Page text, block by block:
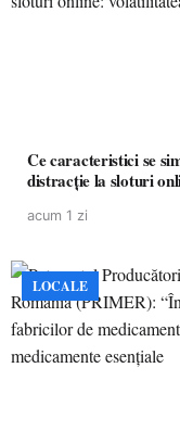
Ce caracteristici se
distracție la sloturi
acum 1 zi
LOCALE